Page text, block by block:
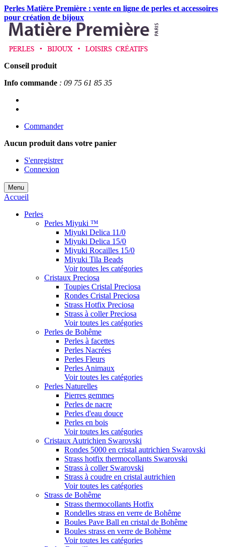
Perles Matière Première : vente en ligne de perles et accessoires
pour création de bijoux
Conseil produit
Info commande : 09 75 61 85 35
Commander
Aucun produit dans votre panier
S'enregistrer
Connexion
Menu
Accueil
Perles
Perles Miyuki ™
Miyuki Delica 11/0
Miyuki Delica 15/0
Miyuki Rocailles 15/0
Miyuki Tila Beads
Voir toutes les catégories
Cristaux Preciosa
Toupies Cristal Preciosa
Rondes Cristal Preciosa
Strass Hotfix Preciosa
Strass à coller Preciosa
Voir toutes les catégories
Perles de Bohême
Perles à facettes
Perles Nacrées
Perles Fleurs
Perles Animaux
Voir toutes les catégories
Perles Naturelles
Pierres gemmes
Perles de nacre
Perles d'eau douce
Perles en bois
Voir toutes les catégories
Cristaux Autrichien Swarovski
Rondes 5000 en cristal autrichien Swarovski
Strass hotfix thermocollants Swarovski
Strass à coller Swarovski
Strass à coudre en cristal autrichien
Voir toutes les catégories
Strass de Bohême
Strass thermocollants Hotfix
Rondelles strass en verre de Bohême
Boules Pave Ball en cristal de Bohême
Boules strass en verre de Bohème
Voir toutes les catégories